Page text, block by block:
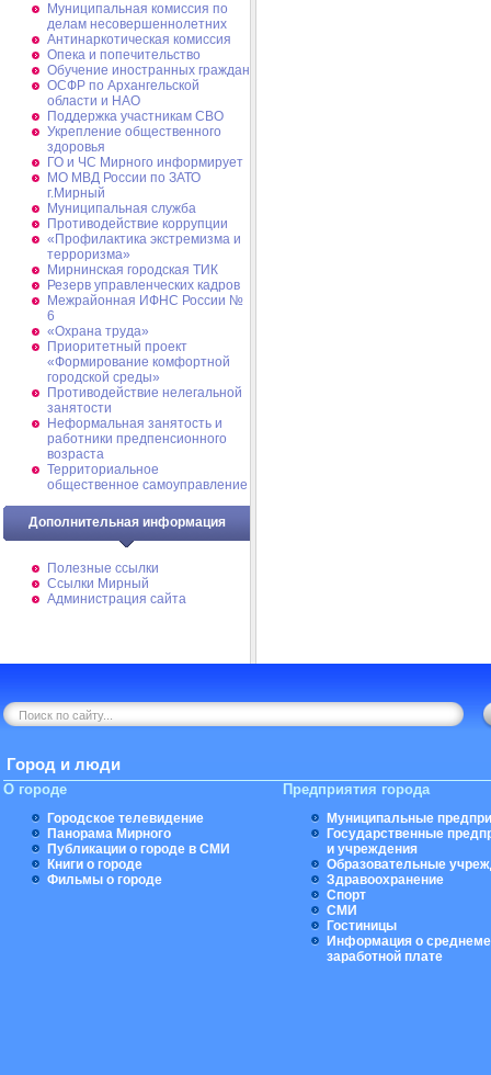
Муниципальная комиссия по
делам несовершеннолетних
Антинаркотическая комиссия
Опека и попечительство
Обучение иностранных граждан
ОСФР по Архангельской
области и НАО
Поддержка участникам СВО
Укрепление общественного
здоровья
ГО и ЧС Мирного информирует
МО МВД России по ЗАТО
г.Мирный
Муниципальная cлужба
Противодействие коррупции
«Профилактика экстремизма и
терроризма»
Мирнинская городская ТИК
Резерв управленческих кадров
Межрайонная ИФНС России №
6
«Охрана труда»
Приоритетный проект
«Формирование комфортной
городской среды»
Противодействие нелегальной
занятости
Неформальная занятость и
работники предпенсионного
возраста
Территориальное
общественное самоуправление
Дополнительная информация
Полезные ссылки
Ссылки Мирный
Администрация сайта
Город и люди
О городе
Городское телевидение
Панорама Мирного
Публикации о городе в СМИ
Книги о городе
Фильмы о городе
Предприятия города
Муниципальные
Государственные
и учреждения
Образовательные
Здравоохранение
Спорт
СМИ
Гостиницы
Информация о
заработной плате